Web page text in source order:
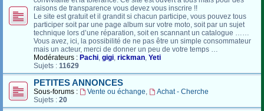
raisons de transparence vous devez vous inscrire !!
Le site est gratuit et il grandit si chacun participe, vous pouvez tous
participer soit par une page album sur votre moto, soit par un sujet
technique lors d’une réparation, soit en scannant un catalogue ……
Vous avez, ici, la possibilité de ne pas être un simple consommateur
mais un acteur, merci de donner un peu de votre temps …
Modérateurs : Pachi, gigi, rickman, Yeti
Sujets : 11629
PETITES ANNONCES
Sous-forums : Vente ou échange,
Achat - Cherche
Sujets : 20